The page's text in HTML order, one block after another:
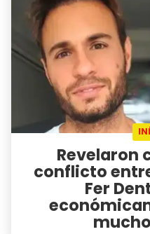
Revelaron
conflicto
Fer